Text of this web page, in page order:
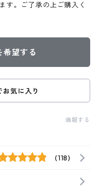
す。ご了承の上ご購入く
希望する
気に入り
通報する
(118)